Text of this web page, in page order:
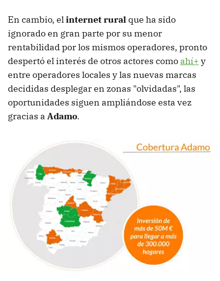
En cambio, elinternet rural que ha sido
ignorado en gran parte por su menor
rentabilidad por los mismos operadores, pronto
despertó el interés de otros actores como ahí+ y
entre operadores locales y las nuevas marcas
decididas desplegar en zonas "olvidadas", las
oportunidades siguen ampliándose esta vez
gracias a Adamo.